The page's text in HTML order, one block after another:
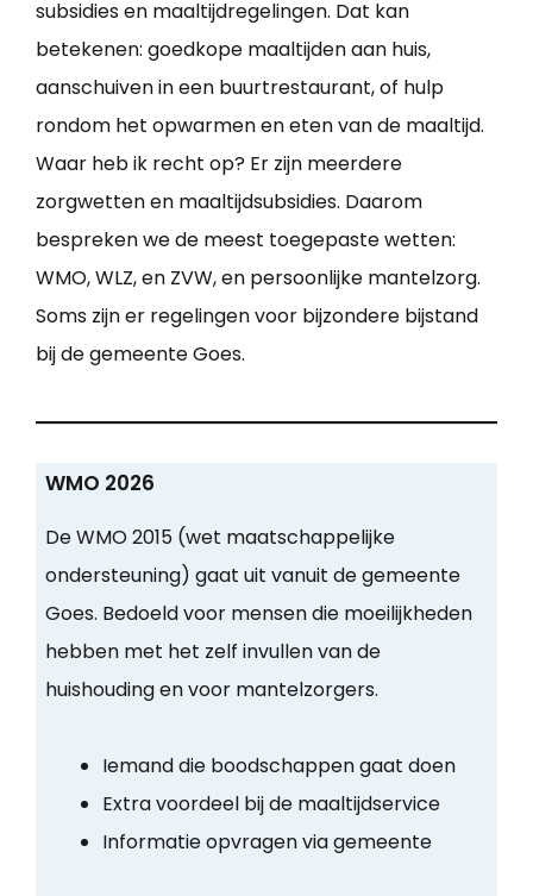
subsidies en maaltijdregelingen. Dat kan
betekenen: goedkope maaltijden aan huis,
aanschuiven in een buurtrestaurant, of hulp
rondom het opwarmen en eten van de maaltijd.
Waar heb ik recht op? Er zijn meerdere
zorgwetten en maaltijdsubsidies. Daarom
bespreken we de meest toegepaste wetten:
WMO, WLZ, en ZVW, en persoonlijke mantelzorg.
Soms zijn er regelingen voor bijzondere bijstand
bij de gemeente Goes.
WMO 2026
De WMO 2015 (wet maatschappelijke
ondersteuning) gaat uit vanuit de gemeente
Goes. Bedoeld voor mensen die moeilijkheden
hebben met het zelf invullen van de
huishouding en voor mantelzorgers.
Iemand die boodschappen gaat doen
Extra voordeel bij de maaltijdservice
Informatie opvragen via gemeente